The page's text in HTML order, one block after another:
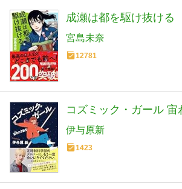
成瀬は都を駆け抜ける
宮島未奈
12781
コズミック・ガール 宙
伊与原新
1423